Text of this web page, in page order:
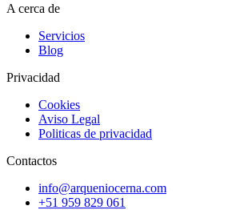
A cerca de
Servicios
Blog
Privacidad
Cookies
Aviso Legal
Politicas de privacidad
Contactos
info@arqueniocerna.com
+51 959 829 061